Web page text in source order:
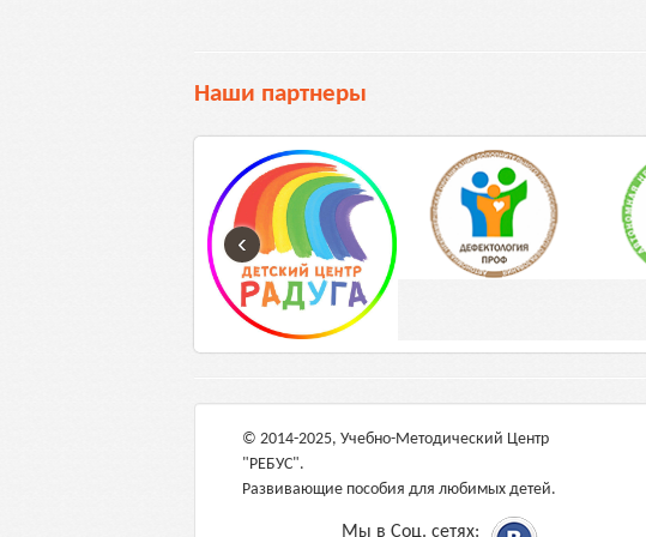
Наши партнеры
‹
© 2014-2025, Учебно-Мeтодический Центр
"РЕБУС".
Развивающие пособия для любимых детей.
Мы в Соц. сетях: